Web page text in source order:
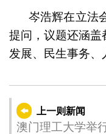
岑浩辉在立法
提问，议题还涵盖
发展、民生事务、
上一则新闻
澳门理工大学举